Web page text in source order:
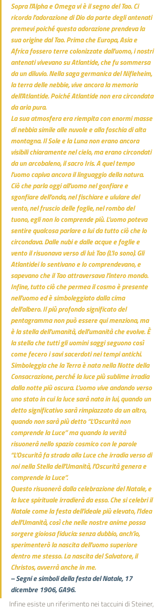
Sopra l’Alpha e Omega vi è il segno del Tao. Ci
ricorda l’adorazione di Dio da parte degli antenati
premevi poiché questa adorazione prendeva la
sua origine dal Tao. Prima che Europa, Asia e
Africa fossero terre colonizzate dall’uomo, i nostri
antenati vivevano su Atlantide, che fu sommersa
da un diluvio. Nella saga germanica del Nifleheim,
la terra delle nebbie, vive ancora la memoria
dell’Atlantide. Poiché Atlantide non era circondata
da aria pura.
La sua atmosfera era riempita con enormi masse
di nebbia simile alle nuvole e alla foschia di alta
montagna. Il Sole e la Luna non erano ancora
visibili chiaramente nel cielo, ma erano circondati
da un arcobaleno, il sacro Iris. A quel tempo
l’uomo capiva ancora il linguaggio della natura.
Ciò che parla oggi all’uomo nel gonfiare e
sgonfiare dell’onda, nel fischiare e ululare del
vento, nel fruscio delle foglie, nel rombo del
tuono, egli non lo comprende più. L’uomo poteva
sentire qualcosa parlare a lui da tutto ciò che lo
circondava. Dalle nubi e dalle acque e foglie e
vento il risuonava verso di lui: Tao (L’Io sono). Gli
Atlantidei lo sentivano e lo comprendevano, e
sapevano che il Tao attraversava l’intero mondo.
Infine, tutto ciò che permea il cosmo è presente
nell’uomo ed è simboleggiato dalla cima
dell’albero. Il più profondo significato del
pentagramma non può essere qui menziona, ma
è la stella dell’umanità, dell’umanità che evolve. È
la stella che tutti gli uomini saggi seguono così
come fecero i savi sacerdoti nei tempi antichi.
Simboleggia che la Terra è nata nella Notte della
Consacrazione, perché la luce più sublime irradia
dalla notte più oscura. L’uomo vive andando verso
uno stato in cui la luce sarà nata in lui, quando un
detto significativo sarà rimpiazzato da un altro,
quando non sarà più detto “L’Oscurità non
comprende la Luce” ma quando la verità
risuonerà nello spazio cosmico con le parole
“L’Oscurità fa strada alla Luce che irradia verso di
noi nella Stella dell’Umanità, l’Oscurità genera e
comprende la Luce”.
Questo risuonerà dalla celebrazione del Natale, e
la luce spirituale irradierà da esso. Che si celebri il
Natale come la festa dell’ideale più elevato, l’Idea
dell’Umanità, così che nelle nostre anime possa
sorgere gioiosa fiducia: senza dubbio, anch’io,
sperimenterò la nascita dell’uomo superiore
dentro me stesso. La nascita del Salvatore, il
Christos, avverrà anche in me.
– Segni e simboli della festa del Natale, 17
dicembre 1906, GA96.
Infine esiste un riferimento nei taccuini di Steiner,